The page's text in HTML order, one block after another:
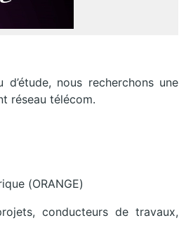
nous recherchons une
réseau télécom.
(ORANGE)
conducteurs de travaux,